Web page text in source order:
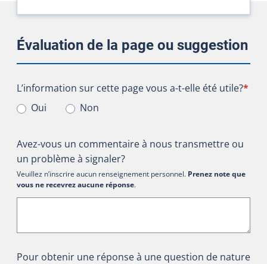
Évaluation de la page ou suggestion
L’information sur cette page vous a-t-elle été utile?
L’information sur cette page vous a-t-elle été utile?*
Oui
Non
Avez-vous un commentaire à nous transmettre ou
un problème à signaler?
Veuillez n’inscrire aucun renseignement personnel. Prenez note que
vous ne recevrez aucune réponse.
Pour obtenir une réponse à une question de nature